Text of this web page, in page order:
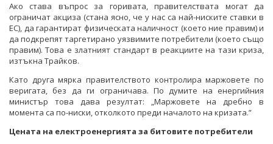
Ако става въпрос за горивата, правителствата могат да
ограничат акциза (стана ясно, че у нас са най-ниските ставки в
ЕС), да гарантират физическата наличност (което ние правим) и
да подкрепят таргетирано уязвимите потребители (което също
правим). Това е златният стандарт в реакциите на тази криза,
изтъкна Трайков.
Като друга мярка правителството контролира маржовете по
веригата, без да ги ограничава. По думите на енергийния
министър това дава резултат: „Маржовете на дребно в
момента са по-ниски, отколкото преди началото на кризата.”
Цената на електроенергията за битовите потребители